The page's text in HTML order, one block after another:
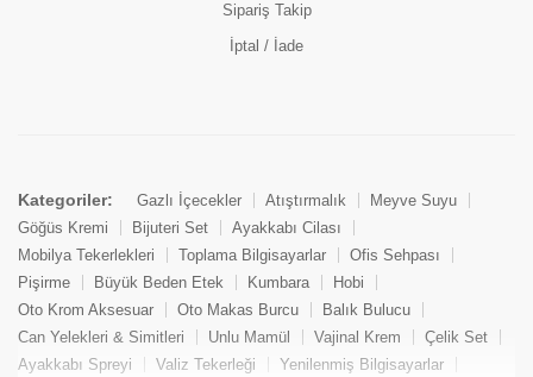
Sipariş Takip
İptal / İade
Kategoriler: Gazlı İçecekler Atıştırmalık
Meyve Suyu
Göğüs Kremi
Bijuteri Set
Ayakkabı Cilası
Mobilya Tekerlekleri
Toplama Bilgisayarlar
Ofis Sehpası
Pişirme
Büyük Beden Etek Kumbara
Hobi
Oto Krom Aksesuar
Oto Makas Burcu
Balık Bulucu
Can Yelekleri & Simitleri
Unlu Mamül Vajinal Krem
Çelik Set
Ayakkabı Spreyi
Valiz Tekerleği
Yenilenmiş Bilgisayarlar